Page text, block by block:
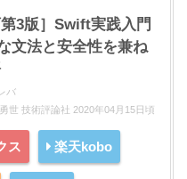
第3版］Swift実践入門
文法と安全性を兼ね
バ
世 技術評論社 2020年04月15日頃
ス 楽天kobo